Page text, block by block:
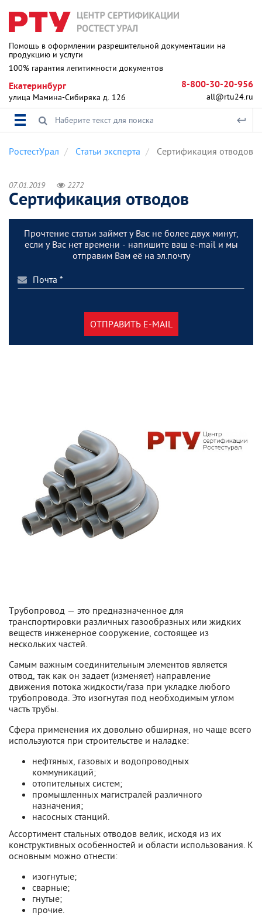
Помощь в оформлении разрешительной документации на
продукцию и услуги
100% гарантия легитимности документов
Екатеринбург
улица Мамина-Сибиряка д. 126
8-800-30-20-956
all@rtu24.ru
РостестУрал Статьи эксперта Сертификация отводов
07.01.2019 2272
Сертификация отводов
Прочтение статьи займет у Вас не более двух минут,
если у Вас нет времени - напишите ваш e-mail и мы
отправим Вам её на эл.почту
ОТПРАВИТЬ E-MAIL
Трубопровод — это предназначенное для
транспортировки различных газообразных или жидких
веществ инженерное сооружение, состоящее из
нескольких частей.
Самым важным соединительным элементов является
отвод, так как он задает (изменяет) направление
движения потока жидкости/газа при укладке любого
трубопровода. Это изогнутая под необходимым углом
часть трубы.
Сфера применения их довольно обширная, но чаще всего
используются при строительстве и наладке:
нефтяных, газовых и водопроводных
коммуникаций;
отопительных систем;
промышленных магистралей различного
назначения;
насосных станций.
Ассортимент стальных отводов велик, исходя из их
конструктивных особенностей и области использования. К
основным можно отнести:
изогнутые;
сварные;
гнутые;
прочие.